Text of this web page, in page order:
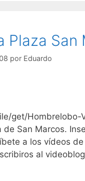
Plaza San
por Eduardo
get/Hombrelobo-
de San Marcos.
a los vídeos
al